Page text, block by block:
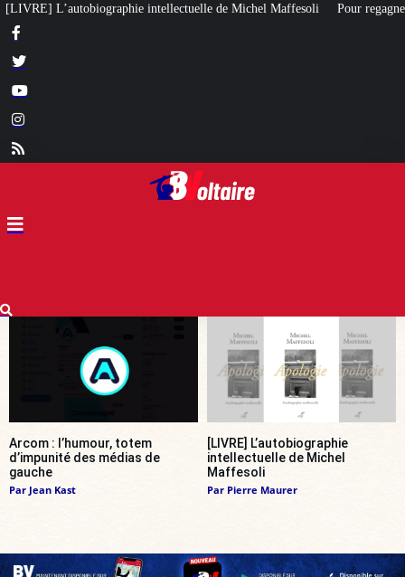
de Michel Maffesoli Pour regagner son influence en Afrique, le Quai
Arcom : l’humour, totem
d’impunité des médias de
gauche
Par Jean Kast
[LIVRE] L’autobiographie
intellectuelle de Michel
Maffesoli
Par Pierre Maurer